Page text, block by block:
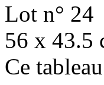
Lot n° 24
56 x 43.5
Ce